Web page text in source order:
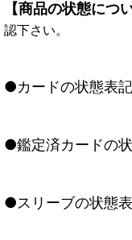
【商品の状態につ
認下さい。
●カードの状態表
●鑑定済カードの
●スリーブの状態